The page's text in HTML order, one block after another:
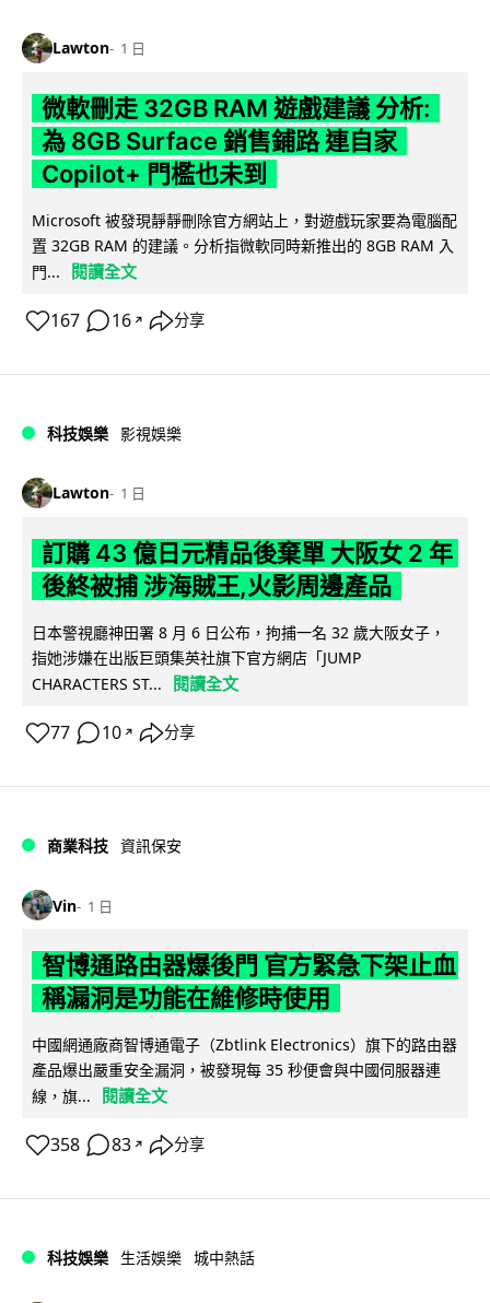
Lawton 1 日
微軟刪走 32GB RAM 遊戲建議 分析:
為 8GB Surface 銷售鋪路 連自家
Copilot+ 門檻也未到
Microsoft 被發現靜靜刪除官方網站上，對遊戲玩家要為電腦配
置 32GB RAM 的建議。分析指微軟同時新推出的 8GB RAM 入
門...
閱讀全文
167 16 ↗ 分享
科技娛樂 影視娛樂
Lawton 1 日
訂購 43 億日元精品後棄單 大阪女 2 年
後終被捕 涉海賊王,火影周邊產品
日本警視廳神田署 8 月 6 日公布，拘捕一名 32 歲大阪女子，
指她涉嫌在出版巨頭集英社旗下官方網店「JUMP
CHARACTERS ST...
閱讀全文
77 10 ↗ 分享
商業科技 資訊保安
Vin 1 日
智博通路由器爆後門 官方緊急下架止血
稱漏洞是功能在維修時使用
中國網通廠商智博通電子（Zbtlink Electronics）旗下的路由器
產品爆出嚴重安全漏洞，被發現每 35 秒便會與中國伺服器連
線，旗...
閱讀全文
358 83 ↗ 分享
科技娛樂 生活娛樂 城中熱話